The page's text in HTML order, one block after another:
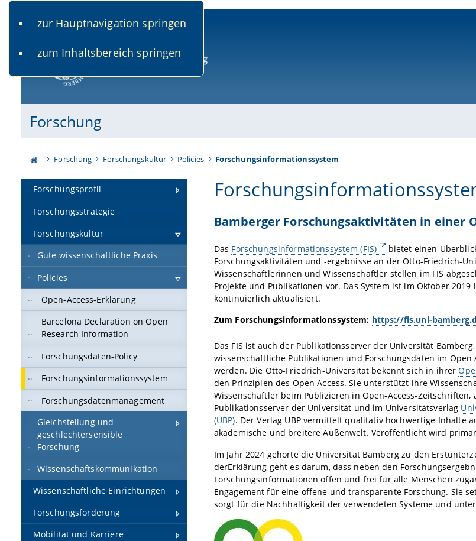
zur Hauptnavigation springen
zum Inhaltsbereich springen
Forschung
Forschung Forschungskultur Policies Forschungsinformationssystem
Forschungsprofil
Forschungsstrategie
Forschungskultur
Gute wissenschaftliche Praxis
Policies
Open-Access-Erklärung
Barcelona Declaration on Open
Research Information
Forschungsdaten-Policy
Forschungsinformationssystem
Forschungsdatenmanagement
Gleichstellung und
geschlechtersensible
Forschung
Wissenschaftskommunikation
Wissenschaftliche Einrichtungen
Forschungsförderung
Mobilität und Karriere
Bamberger Forschungsaktivitäten in einer
Das Forschungsinformationssystem (FIS)
bietet einen
Forschungsaktivitäten und -ergebnisse an der Otto-Friedrich-
Wissenschaftlerinnen und Wissenschaftler stellen im FIS
Projekte und Publikationen vor. Das System ist im Oktober
kontinuierlich aktualisiert.
Zum Forschungsinformationssystem: https://fis.uni-
Das FIS ist auch der Publikationsserver der Universität
wissenschaftliche Publikationen und Forschungsdaten im Open
werden. Die Otto-Friedrich-Universität bekennt sich in ihrer
den Prinzipien des Open Access. Sie unterstützt ihre
Wissenschaftler beim Publizieren in Open-Access-Zeitschriften,
Publikationsserver der Universität und im Universitätsverlag
(UBP). Der Verlag UBP vermittelt qualitativ hochwertige Inhalte
akademische und breitere Außenwelt. Veröffentlicht wird
Im Jahr 2024 gehörte die Universität Bamberg zu den
derErklärung geht es darum, dass neben den
Forschungsinformationen offen und frei für alle Menschen
Engagement für eine offene und transparente Forschung. Sie
sorgt für die Nachhaltigkeit der verwendeten Systeme und